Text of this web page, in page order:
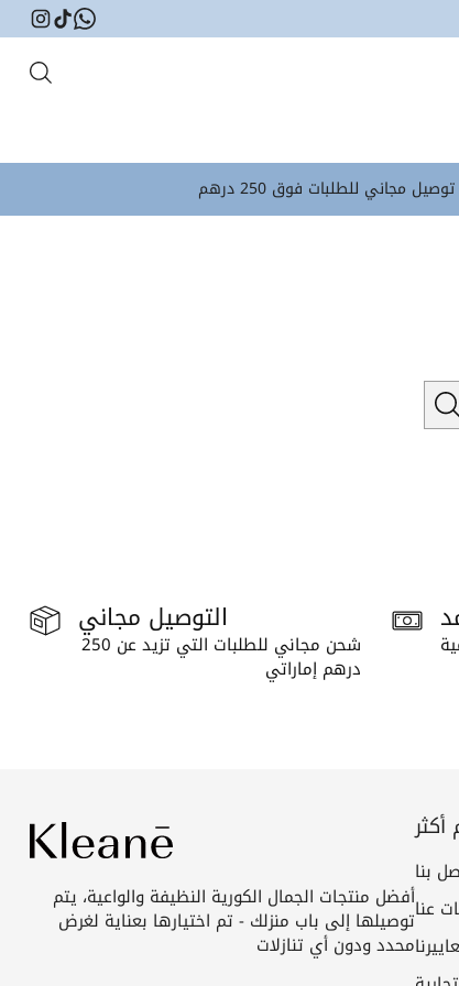
توصيل مجاني للطلبات فوق 250 درهم
التوصيل مجاني
شحن مجاني للطلبات التي تزيد عن 250
درهم إماراتي
أفضل منتجات الجمال الكورية النظيفة والواعية، يتم
توصيلها إلى باب منزلك - تم اختيارها بعناية لغرض
محدد ودون أي تنازلات
أكثر
بنا
عنا